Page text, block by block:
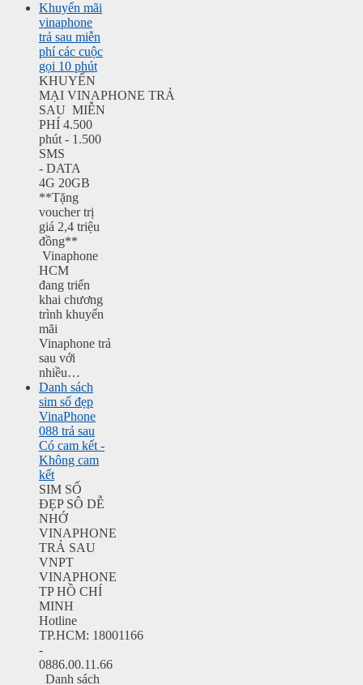
Khuyến mãi
vinaphone
trả sau miễn
phí các cuộc
gọi 10 phút
KHUYẾN
MẠI VINAPHONE TRẢ
SAU MIỄN
PHÍ 4.500
phút - 1.500
SMS
- DATA
4G 20GB
**Tặng
voucher trị
giá 2,4 triệu
đồng**
Vinaphone
HCM
đang triển
khai chương
trình khuyến
mãi
Vinaphone trả
sau với
nhiều…
Danh sách
sim số đẹp
VinaPhone
088 trả sau
Có cam kết -
Không cam
kết
SIM SỐ
ĐẸP SÔ DỄ
NHỚ
VINAPHONE
TRẢ SAU
VNPT
VINAPHONE
TP HỒ CHÍ
MINH
Hotline
TP.HCM: 18001166
-
0886.00.11.66
Danh sách